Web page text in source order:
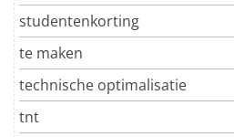
studentenkorting
te maken
technische optimalisatie
tnt